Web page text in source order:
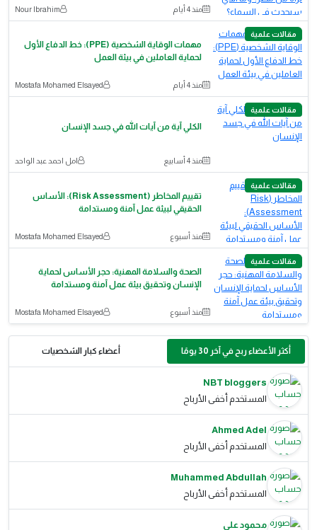
منذ 4 أيام Nour Ibrahim
مقالات علمية
مهمات الوقاية الشخصية (PPE): خط الدفاع الأول
لحماية العاملين في بيئة العمل
منذ 4 أيام Mostafa Mohamed Elsayed
مقالات علمية
الكلي آية من آيات الله في جسد الإنسان
منذ 4 أسابيع امل احمد عبد الواحد
مقالات علمية
تقييم المخاطر (Risk Assessment): الأساس
الحقيقي لبيئة عمل آمنة ومستدامة
منذ أسبوع Mostafa Mohamed Elsayed
مقالات علمية
الصحة والسلامة المهنية: حجر الأساس لحماية
الإنسان وتحقيق بيئة عمل آمنة ومستدامة
منذ أسبوع Mostafa Mohamed Elsayed
أكثر الأعضاء ربح في آخر 30 يومًا أعضاء كبار الشخصيات
NBT bloggers
المستخدم أخفى الأرباح
Ahmed Adel
المستخدم أخفى الأرباح
Muhammed Abdullah
المستخدم أخفى الأرباح
محمود علي